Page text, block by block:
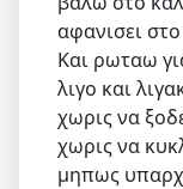
αφανισει
Και ρωταω
λιγο και
χωρις να
χωρις να
μηπως